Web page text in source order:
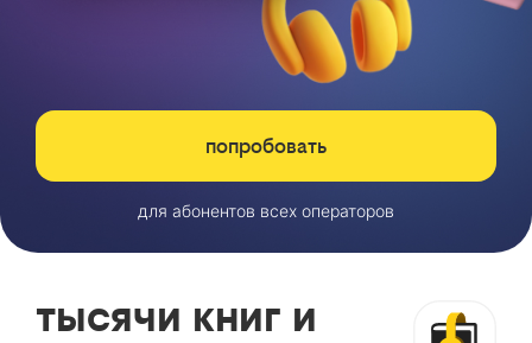
попробовать
для абонентов всех операторов
тысячи книг и